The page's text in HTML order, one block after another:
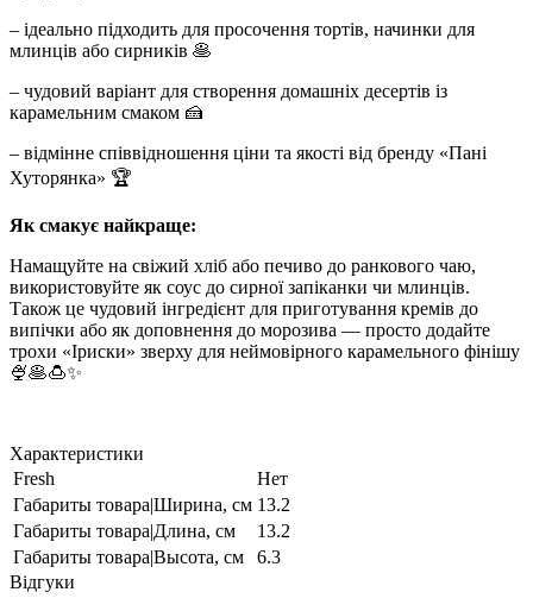
– ідеально підходить для просочення тортів, начинки для
млинців або сирників 🥞
– чудовий варіант для створення домашніх десертів із
карамельним смаком 🍰
– відмінне співвідношення ціни та якості від бренду «Пані
Хуторянка» 🏆
Як смакує найкраще:
Намащуйте на свіжий хліб або печиво до ранкового чаю,
використовуйте як соус до сирної запіканки чи млинців.
Також це чудовий інгредієнт для приготування кремів до
випічки або як доповнення до морозива — просто додайте
трохи «Іриски» зверху для неймовірного карамельного фінішу
🍨🥞🍮✨
Характеристики
Fresh
Нет
Габариты товара|Ширина, см 13.2
Габариты товара|Длина, см
13.2
Габариты товара|Высота, см
6.3
Відгуки